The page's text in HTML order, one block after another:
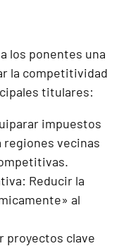
los ponentes una
la competitividad
titulares:
impuestos
regiones vecinas
Reducir la
al
proyectos clave